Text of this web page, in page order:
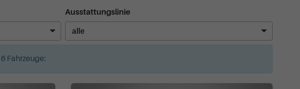
Ausstattungslinie
6Fahrzeuge: